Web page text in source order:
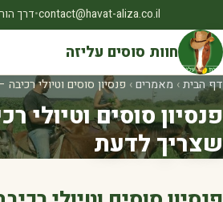
contact@havat-aliza.co.il
•דרך הורד 77,
חוות סוסים עליזה
דף הבית› מאמרים› פנסיון סוסים וטיולי
פנסיון סוסים וטיולי
שצריך לדעת